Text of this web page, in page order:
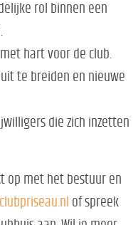
rol binnen een
hart voor de club.
te breiden en nieuwe
die zich inzetten
op met het bestuur en
of spreek